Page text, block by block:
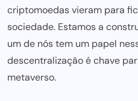
criptomoedas vieram para
sociedade. Estamos a
um de nós tem um papel
descentralização é chave
metaverso.